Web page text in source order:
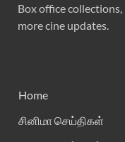
Box office
more cine updates.
Home
சினிமா செய்திகள்